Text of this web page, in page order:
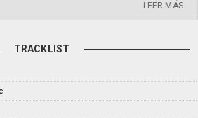
LEER MÁS
TRACKLIST